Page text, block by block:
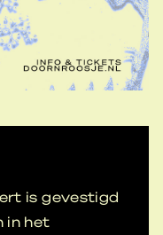
is gevestigd
in het